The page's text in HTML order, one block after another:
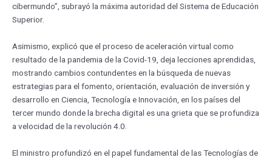
cibermundo”, subrayó la máxima autoridad del Sistema de Educación
Superior.
Asimismo, explicó que el proceso de aceleración virtual como
resultado de la pandemia de la Covid-19, deja lecciones aprendidas,
mostrando cambios contundentes en la búsqueda de nuevas
estrategias para el fomento, orientación, evaluación de inversión y
desarrollo en Ciencia, Tecnología e Innovación, en los países del
tercer mundo donde la brecha digital es una grieta que se profundiza
a velocidad de la revolución 4.0.
El ministro profundizó en el papel fundamental de las Tecnologías de